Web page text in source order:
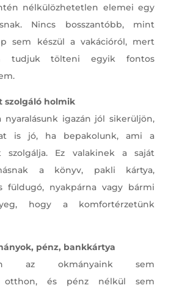
nélkülözhetetlen elemei egy
Nincs bosszantóbb, mint
sem készül a vakációról, mert
tudjuk tölteni egyik fontos
szolgáló holmik
nyaralásunk igazán jól sikerüljön,
is jó, ha bepakolunk, ami a
szolgálja. Ez valakinek a saját
a könyv, pakli kártya,
füldugó, nyakpárna vagy bármi
hogy a komfortérzetünk
pénz, bankkártya
az okmányaink sem
otthon, és pénz nélkül sem